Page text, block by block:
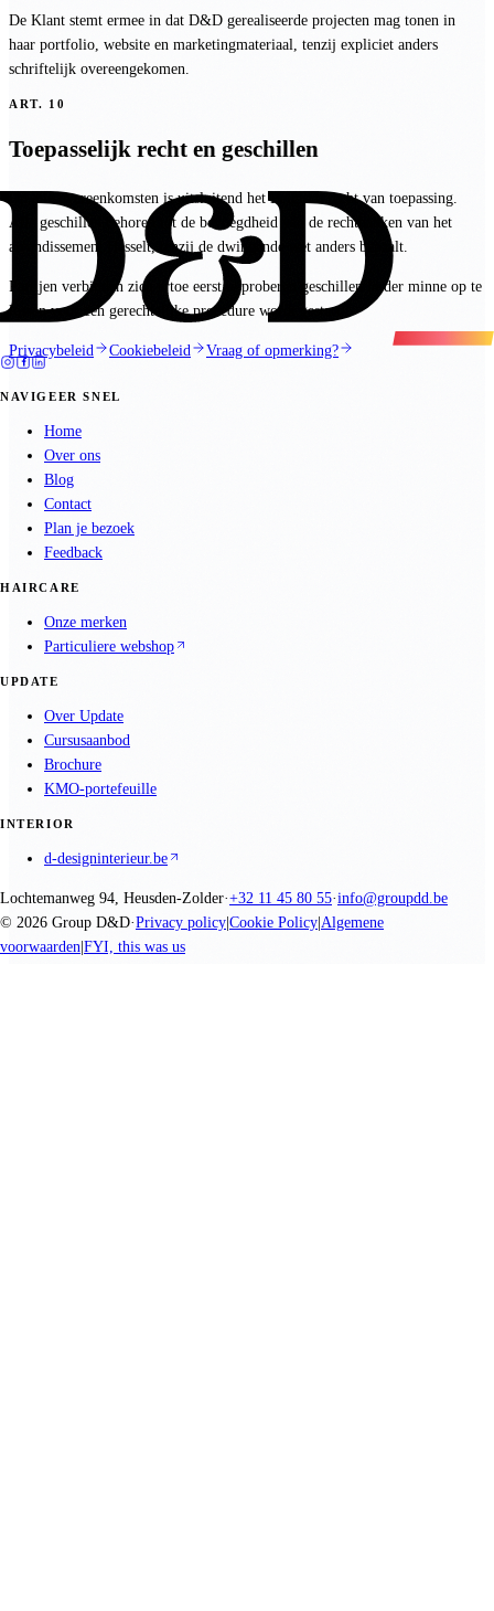
De Klant stemt ermee in dat D&D gerealiseerde projecten mag tonen in
haar portfolio, website en marketingmateriaal, tenzij expliciet anders
schriftelijk overeengekomen.
ART. 10
Toepasselijk recht en geschillen
Op alle overeenkomsten is uitsluitend het Belgisch recht van toepassing.
Alle geschillen behoren tot de bevoegdheid van de rechtbanken van het
arrondissement Hasselt, tenzij de dwingende wet anders bepaalt.
Partijen verbinden zich ertoe eerst te proberen geschillen in der minne op te
lossen voor een gerechtelijke procedure wordt gestart.
Privacybeleid Cookiebeleid Vraag of opmerking?
NAVIGEER SNEL
Home
Over ons
Blog
Contact
Plan je bezoek
Feedback
HAIRCARE
Onze merken
Particuliere webshop
UPDATE
Over Update
Cursusaanbod
Brochure
KMO-portefeuille
INTERIOR
d-designinterieur.be
Lochtemanweg 94, Heusden-Zolder·+32 11 45 80 55·info@groupdd.be
© 2026 Group D&D·Privacy policy Cookie Policy Algemene
voorwaarden FYI, this was us